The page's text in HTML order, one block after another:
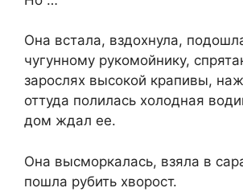
Она встала, вздохнула,
чугунному рукомойнику,
зарослях высокой крапивы,
оттуда полилась холодная
дом ждал ее.
Она высморкалась, взяла в
пошла рубить хворост.